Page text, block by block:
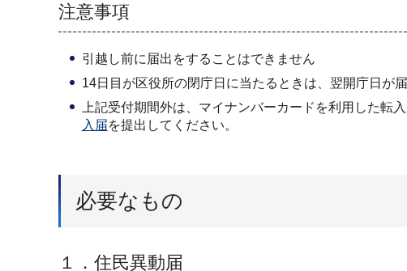
注意事項
引越し前に届出をすることはできません
14日目が区役所の閉庁日に当たるときは、翌開庁日が
上記受付期間外は、マイナンバーカードを利用した
入届を提出してください。
必要なもの
１．住民異動届